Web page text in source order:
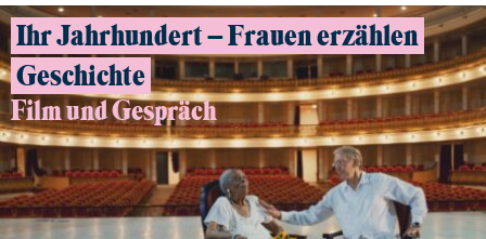
Ihr Jahrhundert – Frauen erzählen
Geschichte
Film und Gespräch